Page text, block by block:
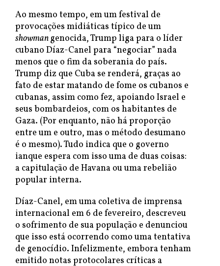
Ao mesmo tempo, em um festival de
provocações midiáticas típico de um
showmangenocida, Trump liga para o líder
cubano Díaz-Canel para “negociar” nada
menos que o fim da soberania do país.
Trump diz que Cuba se renderá, graças ao
fato de estar matando de fome os cubanos e
cubanas, assim como fez, apoiando Israel e
seus bombardeios, com os habitantes de
Gaza. (Por enquanto, não há proporção
entre um e outro, mas o método desumano
é o mesmo). Tudo indica que o governo
ianque espera com isso uma de duas coisas:
a capitulação de Havana ou uma rebelião
popular interna.
Díaz-Canel, em uma coletiva de imprensa
internacional em 6 de fevereiro, descreveu
o sofrimento de sua população e denunciou
que isso está ocorrendo como uma tentativa
de genocídio. Infelizmente, embora tenham
emitido notas protocolares críticas a